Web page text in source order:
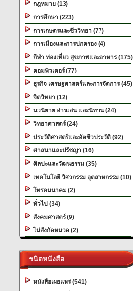
กฎหมาย (13)
การศึกษา (223)
การเกษตรและชีววิทยา (77)
การเมืองและการปกครอง (4)
กีฬา ท่องเที่ยว สุขภาพและอาหาร (175)
คอมพิวเตอร์ (77)
ธุรกิจ เศรษฐศาสตร์และการจัดการ (45)
จิตวิทยา (12)
นวนิยาย อ่านเล่น และนิทาน (24)
วิทยาศาสตร์ (24)
ประวัติศาสตร์และอัตชีวประวัติ (92)
ศาสนาและปรัชญา (16)
ศิลปะและวัฒนธรรม (35)
เทคโนโลยี วิศวกรรม อุตสาหกรรม (10)
โทรคมนาคม (2)
ทั่วไป (34)
สังคมศาสตร์ (9)
ไม่สังกัดหมวด (2)
ชนิดหนังสือ
หนังสือเผยแพร่ (541)